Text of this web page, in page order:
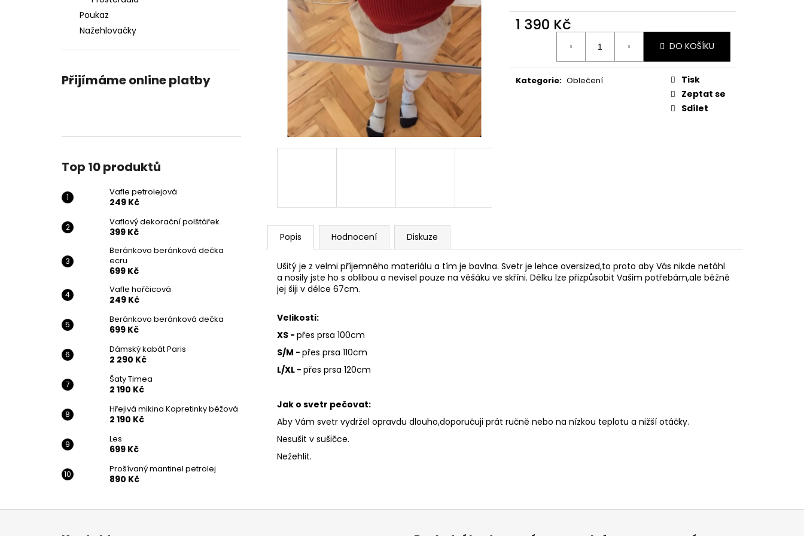
Poukaz
Nažehlovačky
Přijímáme online platby
Top 10 produktů
Vafle petrolejová
249 Kč
Vaflový dekorační polštářek
399 Kč
Beránkovo beránková dečka
ecru
699 Kč
Vafle hořčicová
249 Kč
Beránkovo beránková dečka
699 Kč
Dámský kabát Paris
2 290 Kč
Šaty Timea
2 190 Kč
Hřejivá mikina Kopretinky béžová
2 190 Kč
Les
699 Kč
Prošívaný mantinel petrolej
890 Kč
1 390 Kč
DO KOŠÍKU
Kategorie: Oblečení
Tisk
Zeptat se
Sdílet
Popis Hodnocení Diskuze
Ušitý je z velmi příjemného materiálu a tím je bavlna. Svetr je lehce oversized,to proto aby Vás nikde netáhl
a nosily jste ho s oblibou a nevisel pouze na věšáku ve skříni. Délku lze přizpůsobit Vašim potřebám,ale běžně
jej šiji v délce 67cm.
Velikosti:
XS - přes prsa 100cm
S/M - přes prsa 110cm
L/XL - přes prsa 120cm
Jak o svetr pečovat:
Aby Vám svetr vydržel opravdu dlouho,doporučuji prát ručně nebo na nízkou teplotu a nižší otáčky.
Nesušit v sušičce.
Nežehlit.
VAFLE PETROLEJOVÁ
249 Kč
VAFLOVÝ DEKORAČNÍ POLŠTÁŘEK
399 Kč
BERÁNKOVO BERÁNKOVÁ DEČKA ECRU
699 Kč
Z